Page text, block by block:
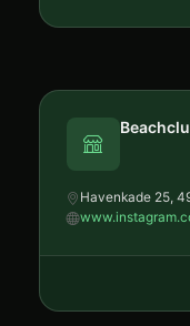
Havenkade 25,